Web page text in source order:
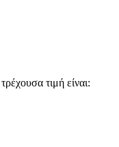
τιμή είναι: